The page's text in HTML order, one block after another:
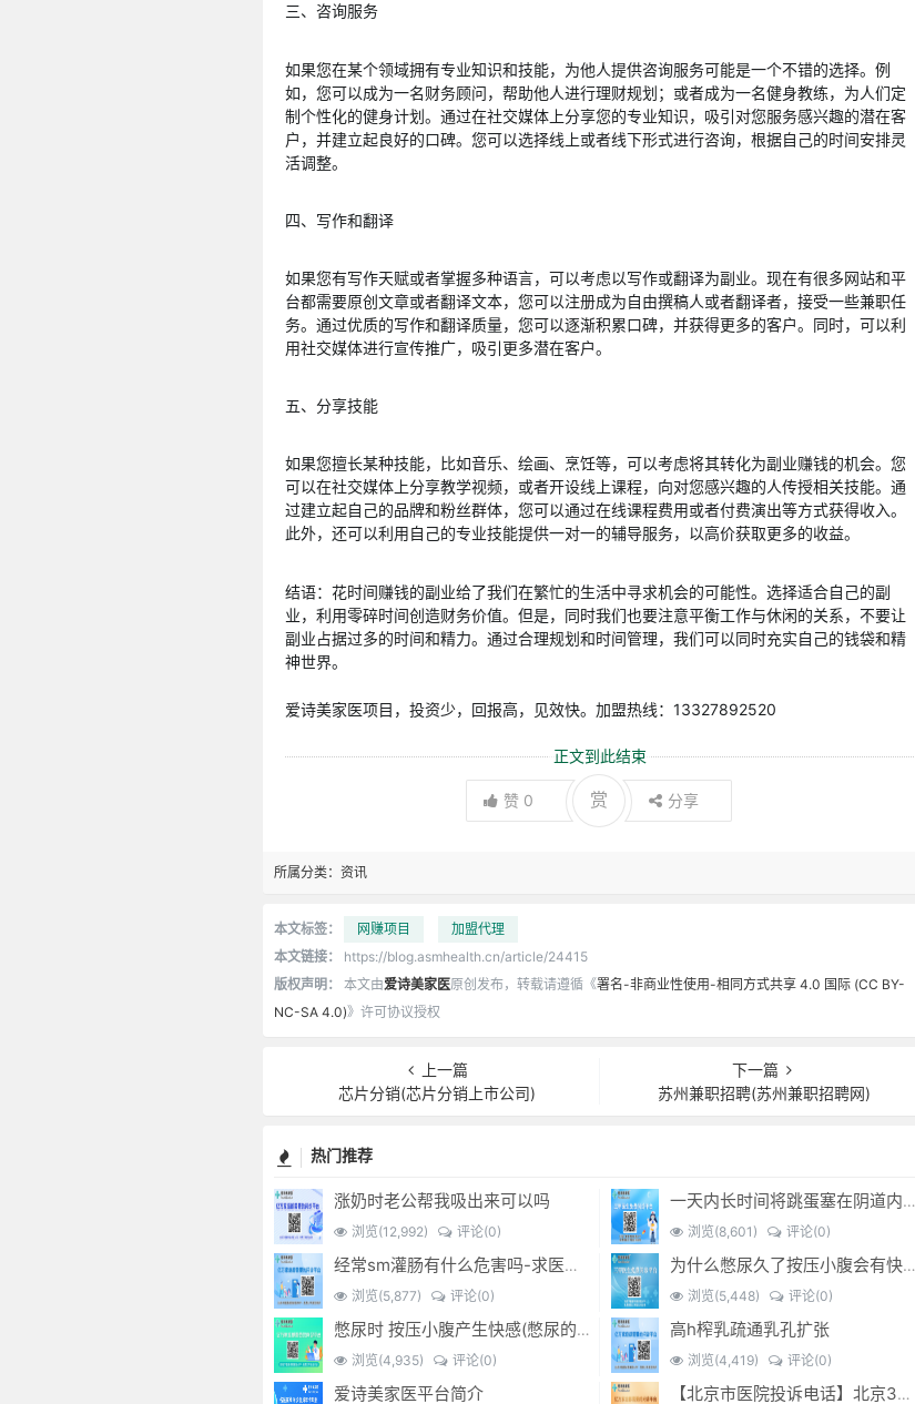
三、咨询服务
如果您在某个领域拥有专业知识和技能，为他人提供咨询服务可能是一个不错的选择。例
如，您可以成为一名财务顾问，帮助他人进行理财规划；或者成为一名健身教练，为人们定
制个性化的健身计划。通过在社交媒体上分享您的专业知识，吸引对您服务感兴趣的潜在客
户，并建立起良好的口碑。您可以选择线上或者线下形式进行咨询，根据自己的时间安排灵
活调整。
四、写作和翻译
如果您有写作天赋或者掌握多种语言，可以考虑以写作或翻译为副业。现在有很多网站和平
台都需要原创文章或者翻译文本，您可以注册成为自由撰稿人或者翻译者，接受一些兼职任
务。通过优质的写作和翻译质量，您可以逐渐积累口碑，并获得更多的客户。同时，可以利
用社交媒体进行宣传推广，吸引更多潜在客户。
五、分享技能
如果您擅长某种技能，比如音乐、绘画、烹饪等，可以考虑将其转化为副业赚钱的机会。您
可以在社交媒体上分享教学视频，或者开设线上课程，向对您感兴趣的人传授相关技能。通
过建立起自己的品牌和粉丝群体，您可以通过在线课程费用或者付费演出等方式获得收入。
此外，还可以利用自己的专业技能提供一对一的辅导服务，以高价获取更多的收益。
结语：花时间赚钱的副业给了我们在繁忙的生活中寻求机会的可能性。选择适合自己的副
业，利用零碎时间创造财务价值。但是，同时我们也要注意平衡工作与休闲的关系，不要让
副业占据过多的时间和精力。通过合理规划和时间管理，我们可以同时充实自己的钱袋和精
神世界。
爱诗美家医项目，投资少，回报高，见效快。加盟热线：13327892520
正文到此结束
赞 0 赏 分享
所属分类： 资讯
本文标签： 网赚项目
加盟代理
本文链接：
https://blog.asmhealth.cn/article/24415
版权声明：
本文由爱诗美家医原创发布，转载请遵循《署名-非商业性使用-相同方式共享 4.0 国际 (CC BY-
NC-SA 4.0)》许可协议授权
上一篇
芯片分销(芯片分销上市公司)
下一篇
苏州兼职招聘(苏州兼职招聘网)
热门推荐
涨奶时老公帮我吸出来可以吗
浏览(12,992) 评论(0)
一天内长时间将跳蛋塞在阴道内 有什么危害免...(跳蛋是放哪里)
浏览(8,601) 评论(0)
经常sm灌肠有什么危害吗-求医问药-
浏览(5,877) 评论(0)
为什么憋尿久了按压小腹会有快感_-
浏览(5,448) 评论(0)
憋尿时 按压小腹产生快感(憋尿的时候按压小腹是什么感觉)
浏览(4,935) 评论(0)
高h榨乳疏通乳孔扩张
浏览(4,419) 评论(0)
爱诗美家医平台简介 【北京市医院投诉电话】北京301医院电话--(北京301医院投诉电话多少)